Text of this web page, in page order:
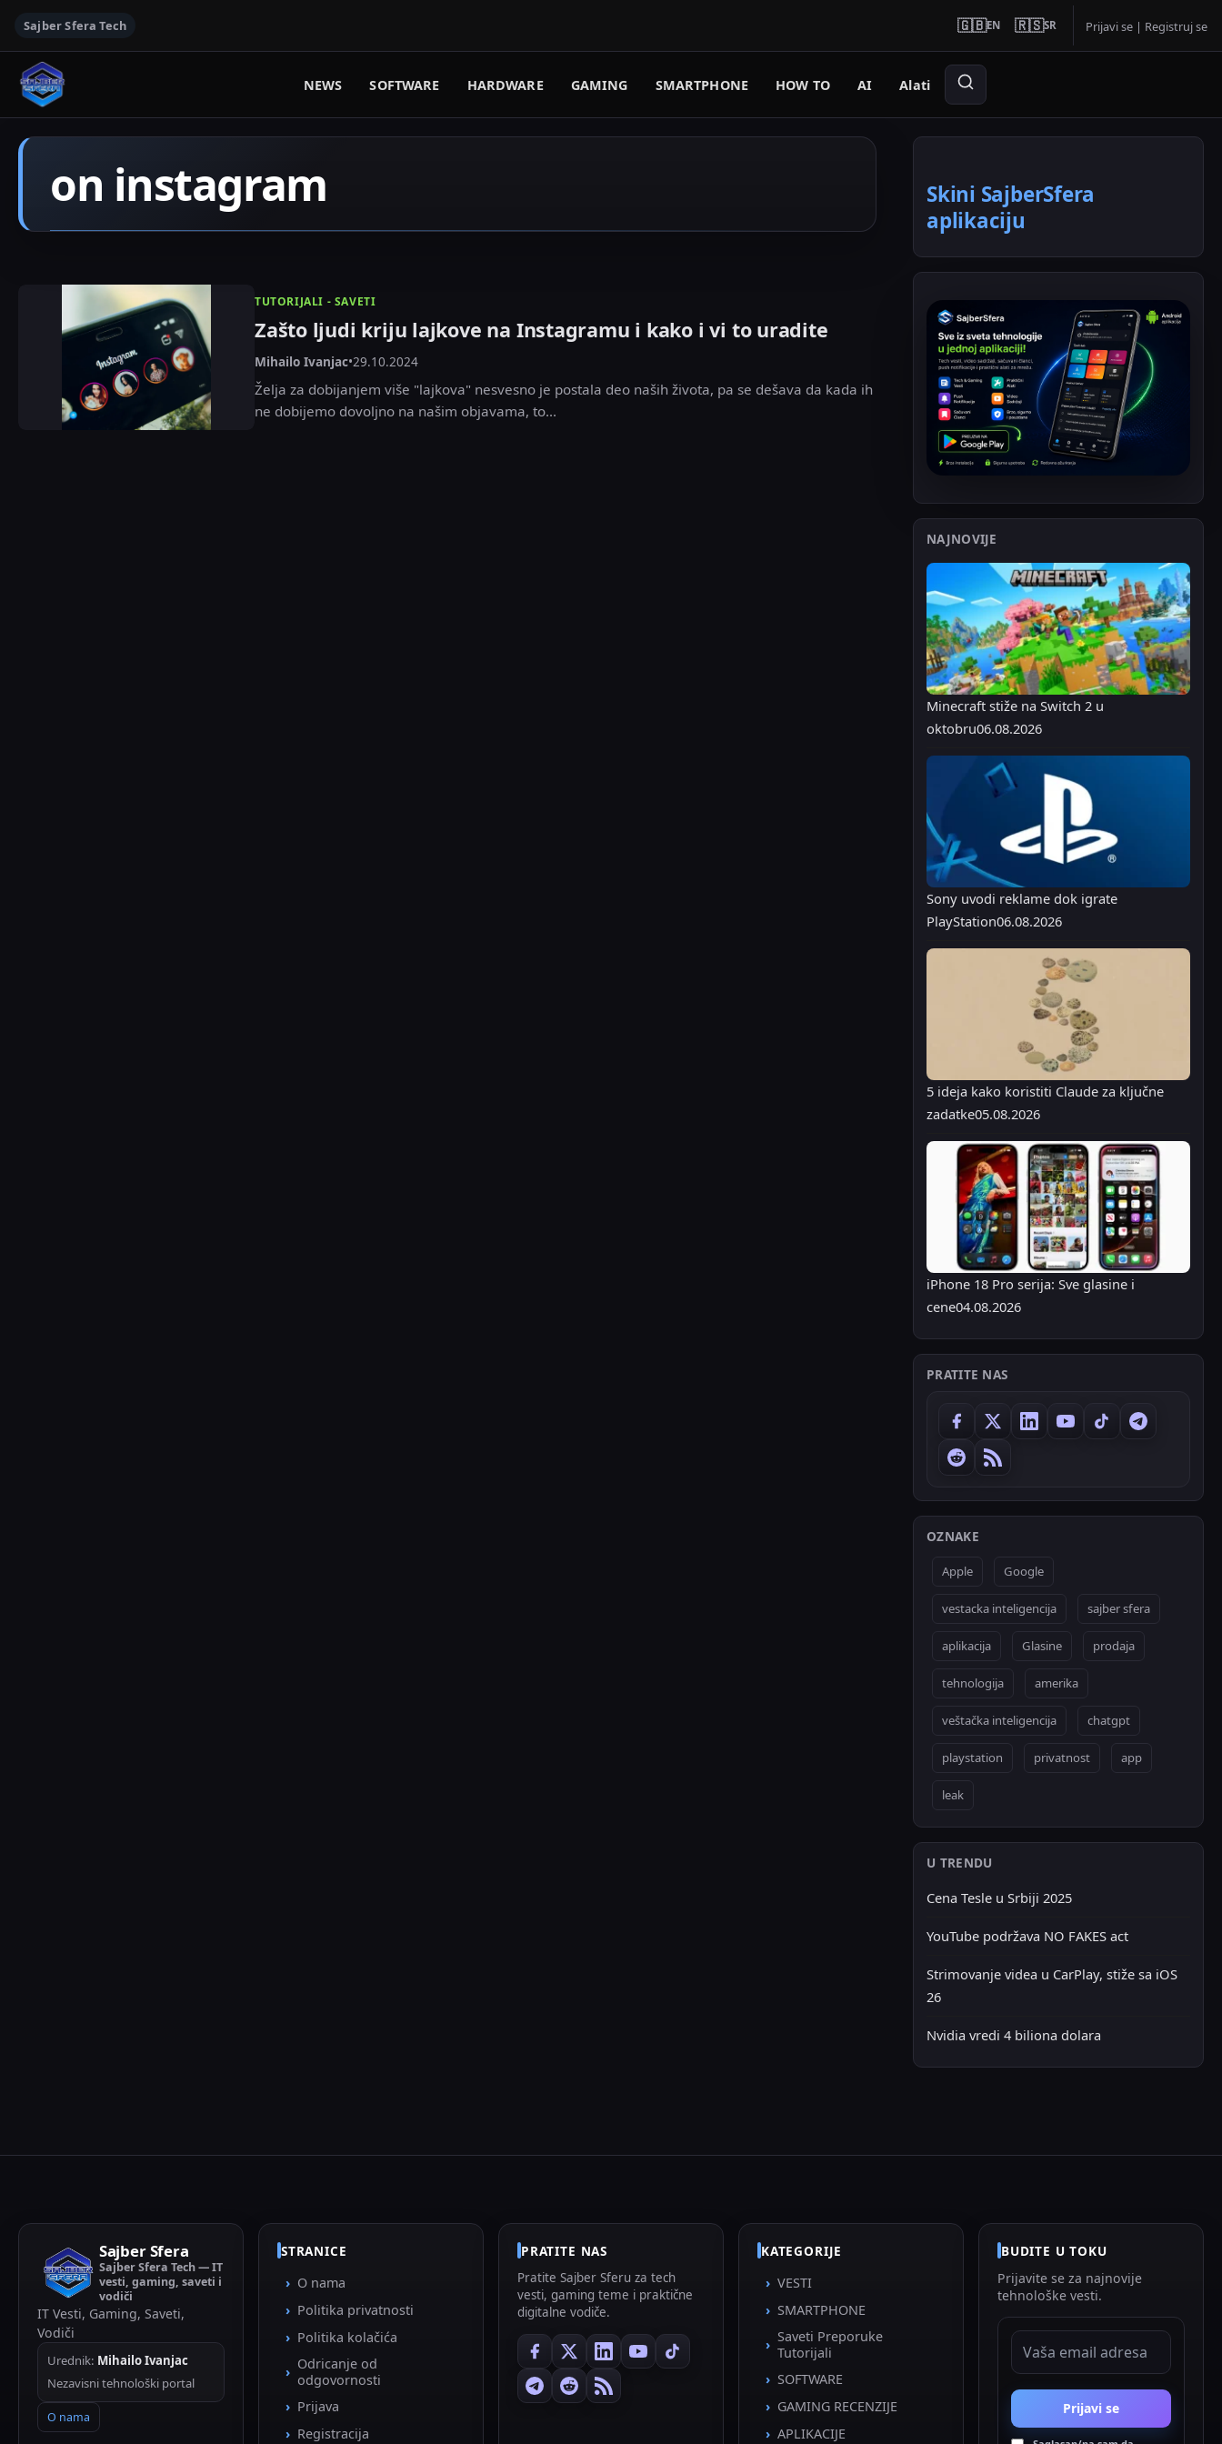
Sajber Sfera Tech 🇬🇧EN 🇷🇸SR Prijavi se | Registruj se
NEWS SOFTWARE HARDWARE GAMING SMARTPHONE HOW TO AI Alati
on instagram
TUTORIJALI - SAVETI
Zašto ljudi kriju lajkove na Instagramu i kako i vi to uradite
Mihailo Ivanjac•29.10.2024
Želja za dobijanjem više "lajkova" nesvesno je postala deo naših života, pa se dešava da kada ih
ne dobijemo dovoljno na našim objavama, to...
Skini SajberSfera
aplikaciju
NAJNOVIJE
Minecraft stiže na Switch 2 u
oktobru06.08.2026
Sony uvodi reklame dok igrate
PlayStation06.08.2026
5 ideja kako koristiti Claude za ključne
zadatke05.08.2026
iPhone 18 Pro serija: Sve glasine i
cene04.08.2026
PRATITE NAS
OZNAKE
Apple Google
vestacka inteligencija sajber sfera
aplikacija Glasine prodaja
tehnologija amerika
veštačka inteligencija chatgpt
playstation privatnost app
leak
U TRENDU
Cena Tesle u Srbiji 2025
YouTube podržava NO FAKES act
Strimovanje videa u CarPlay, stiže sa iOS
26
Nvidia vredi 4 biliona dolara
Sajber Sfera
Sajber Sfera Tech — IT
vesti, gaming, saveti i
vodiči
IT Vesti, Gaming, Saveti,
Vodiči
Urednik: Mihailo Ivanjac
Nezavisni tehnološki portal
O nama
STRANICE
O nama
Politika privatnosti
Politika kolačića
Odricanje od
odgovornosti
Prijava
Registracija
PRATITE NAS
Pratite Sajber Sferu za tech
vesti, gaming teme i praktične
digitalne vodiče.
KATEGORIJE
VESTI
SMARTPHONE
Saveti Preporuke
Tutorijali
SOFTWARE
GAMING RECENZIJE
APLIKACIJE
BUDITE U TOKU
Prijavite se za najnovije
tehnološke vesti.
EMAIL ADRESA
Prijavi se